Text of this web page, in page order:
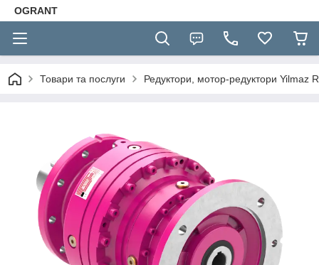
OGRANT
Товари та послуги Редуктори, мотор-редуктори Yilmaz